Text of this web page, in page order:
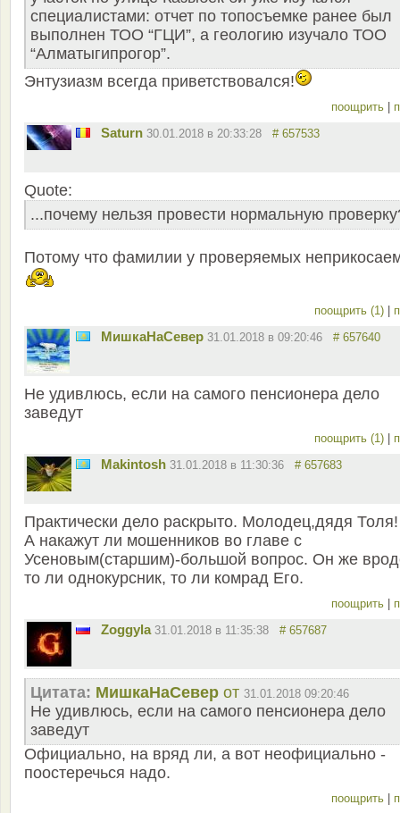
специалистами: отчет по топосъемке ранее был
выполнен ТОО “ГЦИ”, а геологию изучало ТОО
“Алматыгипрогор”.
Энтузиазм всегда приветствовался!
поощрить
Saturn 30.01.2018 в 20:33:28 # 657533
Quote:
...почему нельзя провести нормальную
Потому что фамилии у проверяемых
поощрить (1)
МишкаНаСевер 31.01.2018 в 09:20:46 # 657640
Не удивлюсь, если на самого пенсионера дело
заведут
поощрить (1)
Makintosh 31.01.2018 в 11:30:36 # 657683
Практически дело раскрыто. Молодец,дядя Толя!
А накажут ли мошенников во главе с
Усеновым(старшим)-большой вопрос. Он же
то ли однокурсник, то ли комрад Его.
поощрить
Zoggyla 31.01.2018 в 11:35:38 # 657687
Цитата: МишкаНаСевер от 31.01.2018 09:20:46
Не удивлюсь, если на самого пенсионера дело
заведут
Официально, на вряд ли, а вот неофициально -
поостеречься надо.
поощрить